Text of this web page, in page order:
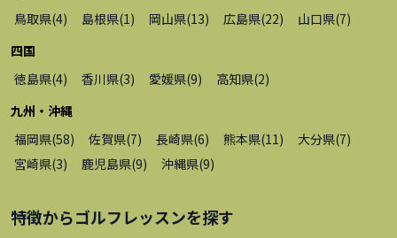
鳥取県(4) 島根県(1 ) 岡山県(13) 広島県(22) 山口県(7)
四国
徳島県(4) 香川県(3) 愛媛県(9) 高知県(2)
九州・沖縄
福岡県(58) 佐賀県(7) 長崎県(6) 熊本県(11 ) 大分県(7)
宮崎県(3) 鹿児島県(9) 沖縄県(9)
特徴からゴルフレッスンを探す